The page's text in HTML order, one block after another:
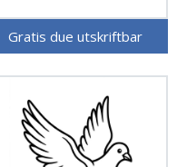
Gratis due utskriftbar